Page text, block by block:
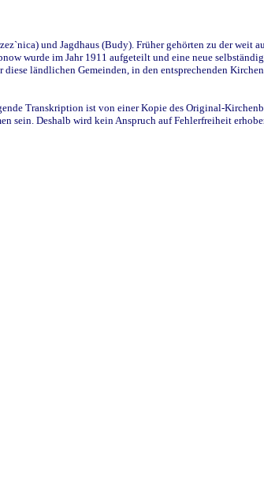
und Jagdhaus (Budy). Früher gehörten zu der weit
wurde im Jahr 1911 aufgeteilt und eine neue
ländlichen Gemeinden, in den entsprechenden
Transkription ist von einer Kopie des Original-
sein. Deshalb wird kein Anspruch auf Fehlerfreiheit